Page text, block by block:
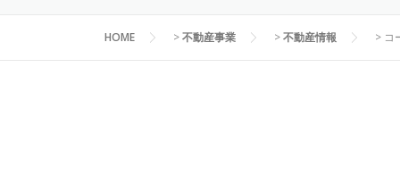
HOME >不動産事業 >不動産情報 > コ